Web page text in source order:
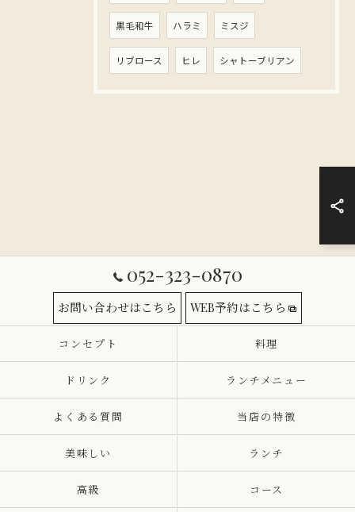
黒毛和牛 ハラミ ミスジ
リブロース ヒレ シャトーブリアン
052-323-0870
お問い合わせはこちら WEB予約はこちら
コンセプト 料理
ドリンク ランチメニュー
よくある質問 当店の特徴
美味しい ランチ
高級 コース